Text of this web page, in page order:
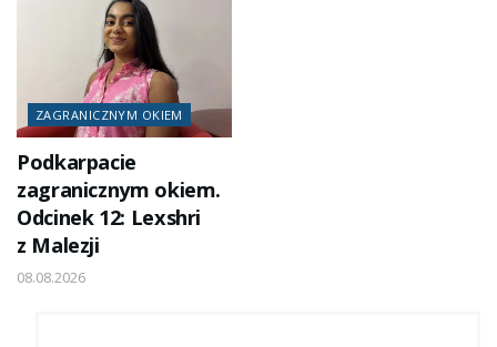
ZAGRANICZNYM OKIEM
Podkarpacie
zagranicznym okiem.
Odcinek 12: Lexshri
z Malezji
08.08.2026